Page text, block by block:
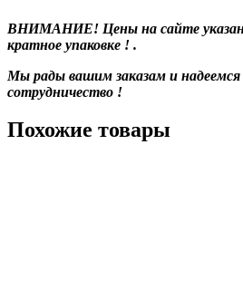
ВНИМАНИЕ! Цены на сайте
кратное упаковке ! .
Мы рады вашим заказам и надеемся
сотрудничество !
Похожие товары